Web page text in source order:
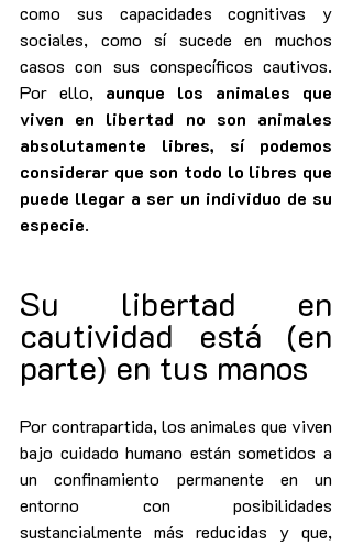
como sus capacidades cognitivas y
sociales, como sí sucede en muchos
casos con sus conspecíficos cautivos.
Por ello, aunque los animales que
viven en libertad no son animales
absolutamente libres, sí podemos
considerar que son todo lo libres que
puede llegar a ser un individuo de su
especie.
Su libertad en
cautividad está (en
parte) en tus manos
Por contrapartida, los animales que viven
bajo cuidado humano están sometidos a
un confinamiento permanente en un
entorno con posibilidades
sustancialmente más reducidas y que,